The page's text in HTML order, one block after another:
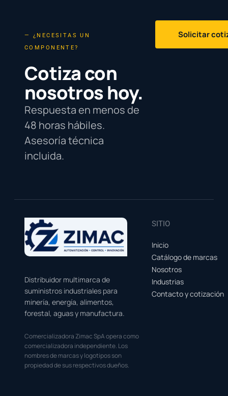
— ¿NECESITAS UN
COMPONENTE?
Cotiza con
nosotros hoy.
Respuesta en menos de
48 horas hábiles.
Asesoría técnica
incluida.
Solicitar
Distribuidor multimarca de
suministros industriales para
minería, energía, alimentos,
forestal, aguas y manufactura.
Comercializadora Zimac SpA opera como
comercializadora independiente. Los
nombres de marcas y logotipos son
propiedad de sus respectivos dueños.
SITIO
Inicio
Catálogo de marcas
Nosotros
Industrias
Contacto y cotización